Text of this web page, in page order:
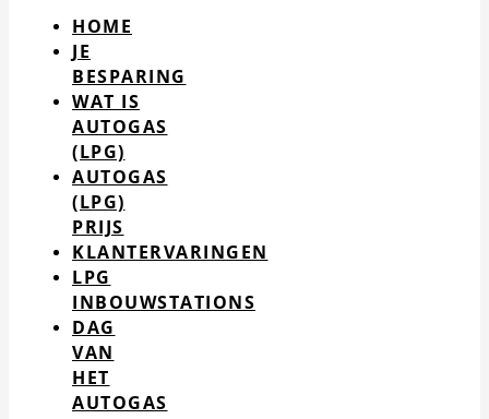
HOME
JE
BESPARING
WAT IS
AUTOGAS
(LPG)
AUTOGAS
(LPG)
PRIJS
KLANTERVARINGEN
LPG
INBOUWSTATIONS
DAG
VAN
HET
AUTOGAS